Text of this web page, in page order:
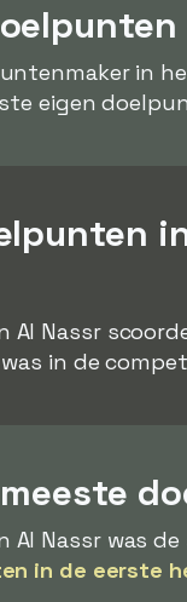
in
eigen
Al Nassr
in de
Al Nassr was
in de eerste